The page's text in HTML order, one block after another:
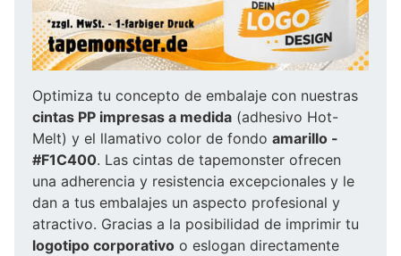
Optimiza tu concepto de embalaje con nuestras
cintas PP impresas a medida (adhesivo Hot-
Melt) y el llamativo color de fondo amarillo -
#F1C400. Las cintas de tapemonster ofrecen
una adherencia y resistencia excepcionales y le
dan a tus embalajes un aspecto profesional y
atractivo. Gracias a la posibilidad de imprimir tu
logotipo corporativo o eslogan directamente